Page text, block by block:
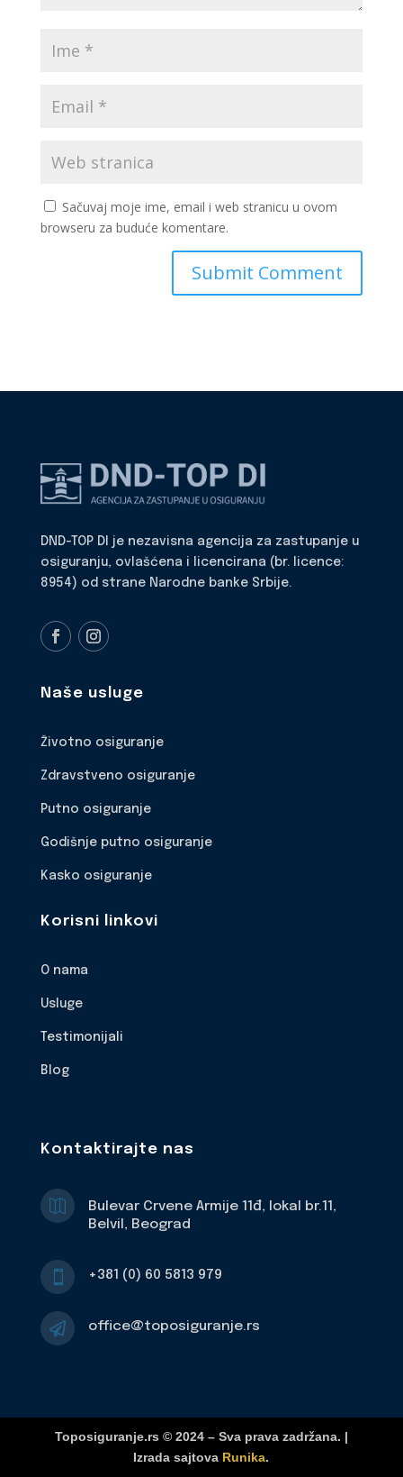
Sačuvaj moje ime, email i web stranicu u ovom
browseru za buduće komentare.
DND-TOP DI je nezavisna agencija za zastupanje u
osiguranju, ovlašćena i licencirana (br. licence:
8954) od strane Narodne banke Srbije.
Naše usluge
Životno osiguranje
Zdravstveno osiguranje
Putno osiguranje
Godišnje putno osiguranje
Kasko osiguranje
Korisni linkovi
O nama
Usluge
Testimonijali
Blog
Kontaktirajte nas

Bulevar Crvene Armije 11đ, lokal br.11,
Belvil, Beograd
 +381 (0) 60 5813 979
 office@toposiguranje.rs
Toposiguranje.rs © 2024 – Sva prava zadržana. |
Izrada sajtova Runika.